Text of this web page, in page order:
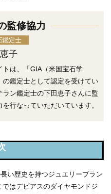
監修協力
鑑定士
子
トは、「GIA（米国宝石学
の鑑定士として認定を受けてい
ラン鑑定士の下田恵子さんに監
を行なっていただいています。
例
い歴史を持つジュエリーブラン
はデビアスのダイヤモンドジ